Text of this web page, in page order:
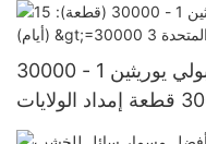
منتج لاصق البناء من مادة البولي يوريثين 1 - 30000
(قطعة): 15 (أيام) >=30000 قطعة إمداد الولايات
المتحدة 3